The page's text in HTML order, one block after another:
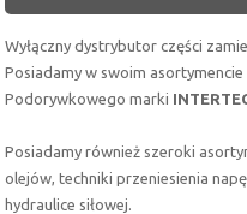
Wyłączny dystrybutor części
Posiadamy w swoim asortymencie
Podorywkowego marki
Posiadamy również szeroki
olejów, techniki przeniesienia
hydraulice siłowej.